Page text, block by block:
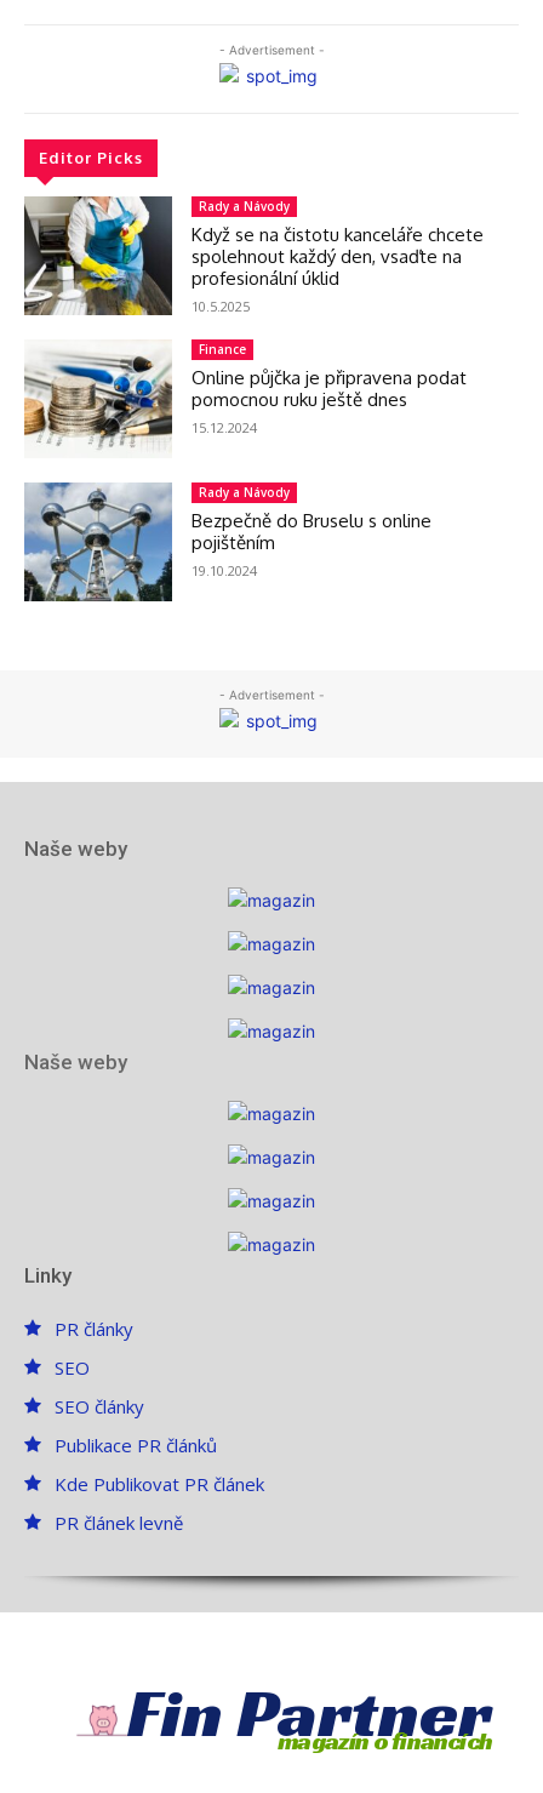
- Advertisement -
Editor Picks
Rady a Návody
Když se na čistotu kanceláře chcete
spolehnout každý den, vsaďte na
profesionální úklid
10.5.2025
Finance
Online půjčka je připravena podat
pomocnou ruku ještě dnes
15.12.2024
Rady a Návody
Bezpečně do Bruselu s online
pojištěním
19.10.2024
- Advertisement -
Naše weby
Naše weby
Linky
PR články
SEO
SEO články
Publikace PR článků
Kde Publikovat PR článek
PR článek levně
Fin Partner
magazín o financích